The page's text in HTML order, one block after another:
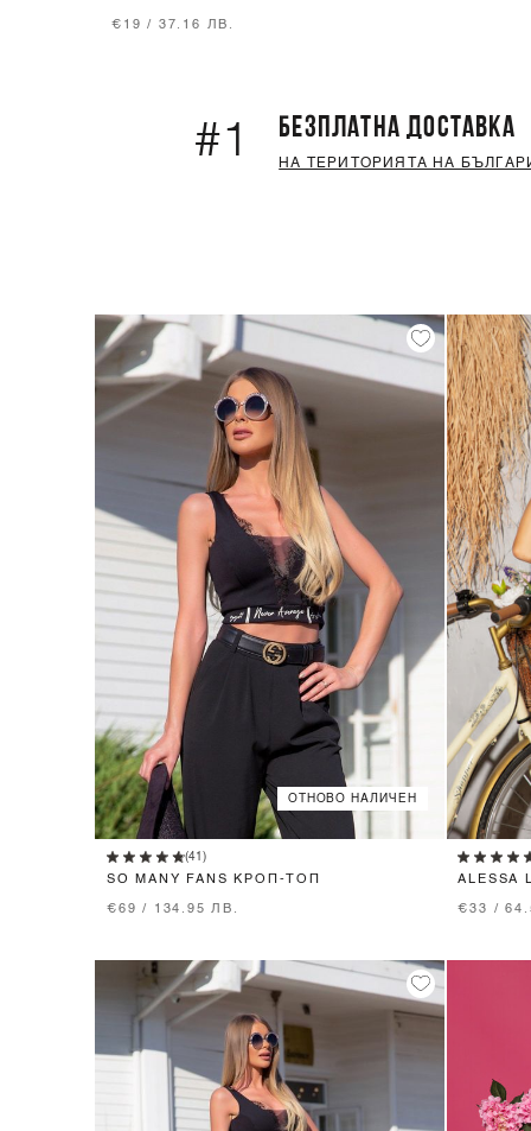
€19 / 37.16 ЛВ.
#1 БЕЗПЛАТНА ДОСТАВКА
НА ТЕРИТОРИЯТА НА
ОТНОВО НАЛИЧЕН
S M
(41)
SO MANY FANS КРОП-ТОП
€69 / 134.95 ЛВ.
€33 /